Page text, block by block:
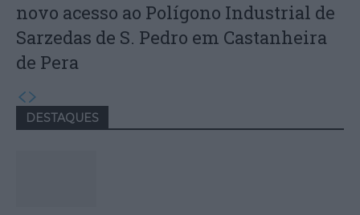
novo acesso ao Polígono Industrial de
Sarzedas de S. Pedro em Castanheira
de Pera
DESTAQUES